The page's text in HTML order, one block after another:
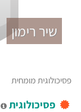
שיר רימון
פסיכולוגית מומחית
פסיכולוגית